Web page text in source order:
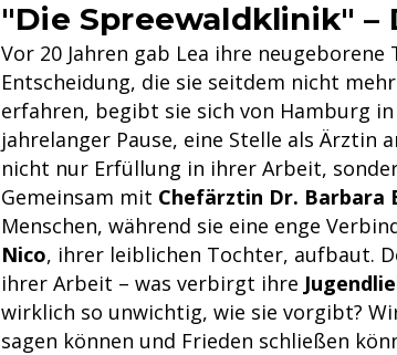
"Die Spreewaldklinik" –
Vor 20 Jahren gab Lea ihre neugeborene
Entscheidung, die sie seitdem nicht
erfahren, begibt sie sich von Hamburg
jahrelanger Pause, eine Stelle als Ärztin
nicht nur Erfüllung in ihrer Arbeit,
Gemeinsam mit Chefärztin Dr. Barbara
Menschen, während sie eine enge
Nico, ihrer leiblichen Tochter, aufbaut.
ihrer Arbeit – was verbirgt ihre
wirklich so unwichtig, wie sie vorgibt?
sagen können und Frieden schließen